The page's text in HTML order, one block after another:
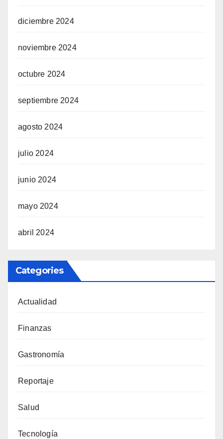
diciembre 2024
noviembre 2024
octubre 2024
septiembre 2024
agosto 2024
julio 2024
junio 2024
mayo 2024
abril 2024
Categories
Actualidad
Finanzas
Gastronomía
Reportaje
Salud
Tecnología